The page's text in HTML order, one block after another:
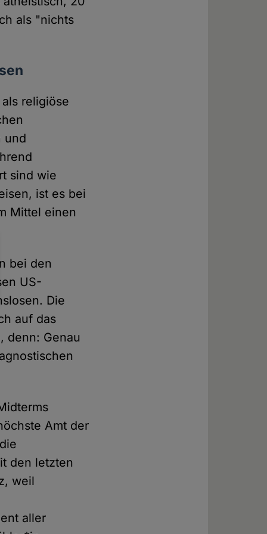
als "nichts
religiöse
und
sind wie
ist es bei
Mittel einen
bei den
US-
Die
auf das
denn: Genau
Amt der
den letzten
weil
aller